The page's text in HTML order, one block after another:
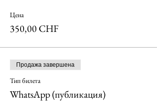
Цена
350,00 CHF
Продажа завершена
Тип билета
WhatsApp (публикация)